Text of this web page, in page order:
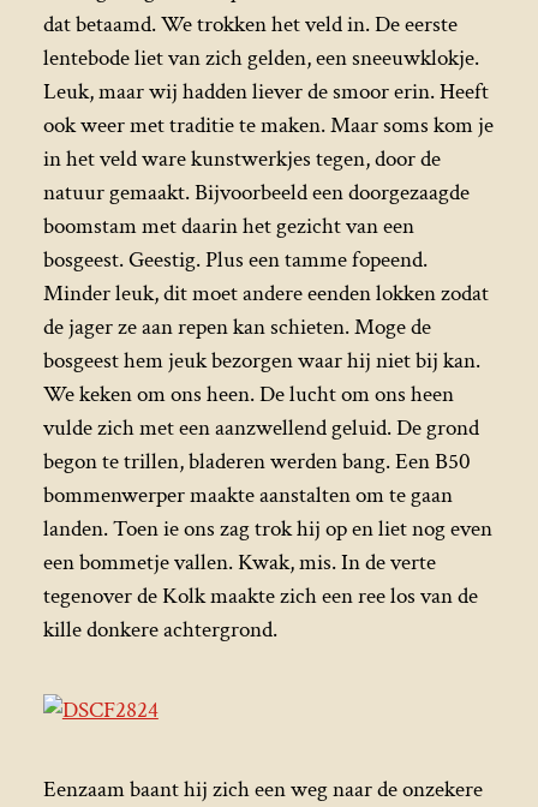
dat betaamd. We trokken het veld in. De eerste
lentebode liet van zich gelden, een sneeuwklokje.
Leuk, maar wij hadden liever de smoor erin. Heeft
ook weer met traditie te maken. Maar soms kom je
in het veld ware kunstwerkjes tegen, door de
natuur gemaakt. Bijvoorbeeld een doorgezaagde
boomstam met daarin het gezicht van een
bosgeest. Geestig. Plus een tamme fopeend.
Minder leuk, dit moet andere eenden lokken zodat
de jager ze aan repen kan schieten. Moge de
bosgeest hem jeuk bezorgen waar hij niet bij kan.
We keken om ons heen. De lucht om ons heen
vulde zich met een aanzwellend geluid. De grond
begon te trillen, bladeren werden bang. Een B50
bommenwerper maakte aanstalten om te gaan
landen. Toen ie ons zag trok hij op en liet nog even
een bommetje vallen. Kwak, mis. In de verte
tegenover de Kolk maakte zich een ree los van de
kille donkere achtergrond.
Eenzaam baant hij zich een weg naar de onzekere